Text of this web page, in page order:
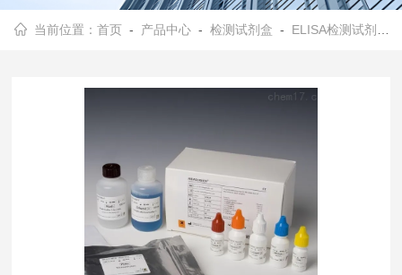
当前位置：首页 - 产品中心 -检测试剂盒 - ELISA检测试剂盒